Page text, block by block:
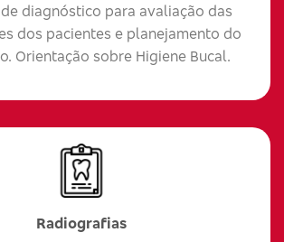
diagnóstico para avaliação das
dos pacientes e planejamento do
Orientação sobre Higiene Bucal.
Radiografias